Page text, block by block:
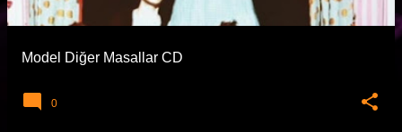
Model Diğer Masallar CD
0